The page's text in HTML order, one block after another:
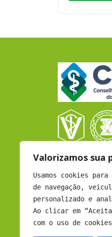
Valorizamos sua
Usamos cookies
de navegação,
personalizado e
Ao clicar em
com o uso de
CRMV -
Rua Coronel
B. Chácara
Campo Grande
Atendimento:
Email: